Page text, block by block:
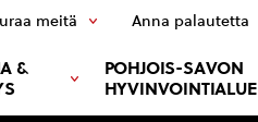
&
POHJOIS-SAVON
HYVINVOINTIALUE
meitä Anna palautetta